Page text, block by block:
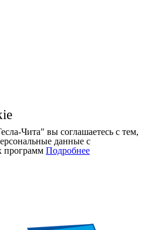
Чита" вы соглашаетесь с тем,
данные с
программ Подробнее